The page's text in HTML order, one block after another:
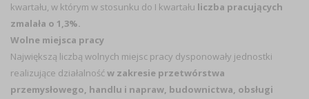
kwartału, w którym w stosunku do I kwartału liczba pracujących
zmalała o 1,3%.
Wolne miejsca pracy
Największą liczbą wolnych miejsc pracy dysponowały jednostki
realizujące działalnośćw zakresie przetwórstwa
przemysłowego, handlu i napraw, budownictwa, obsługi